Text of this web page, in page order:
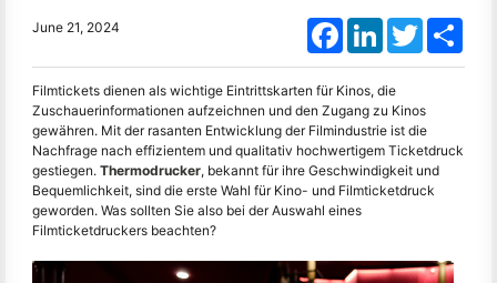
June 21, 2024 FacebookLinkedInTwitter
Filmtickets dienen als wichtige Eintrittskarten für Kinos, die
Zuschauerinformationen aufzeichnen und den Zugang zu Kinos
gewähren. Mit der rasanten Entwicklung der Filmindustrie ist die
Nachfrage nach effizientem und qualitativ hochwertigem Ticketdruck
gestiegen. Thermodrucker, bekannt für ihre Geschwindigkeit und
Bequemlichkeit, sind die erste Wahl für Kino- und Filmticketdruck
geworden. Was sollten Sie also bei der Auswahl eines
Filmticketdruckers beachten?